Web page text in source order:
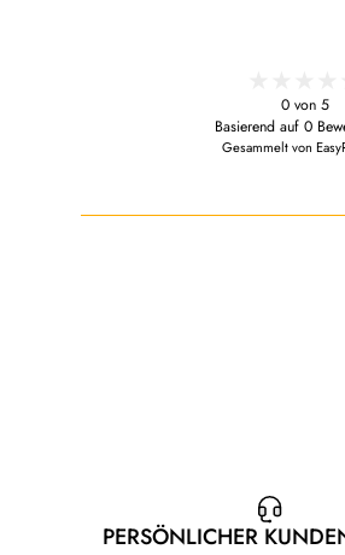
0 von 5
Basierend auf 0
Gesammelt von
PERSÖNLICHER